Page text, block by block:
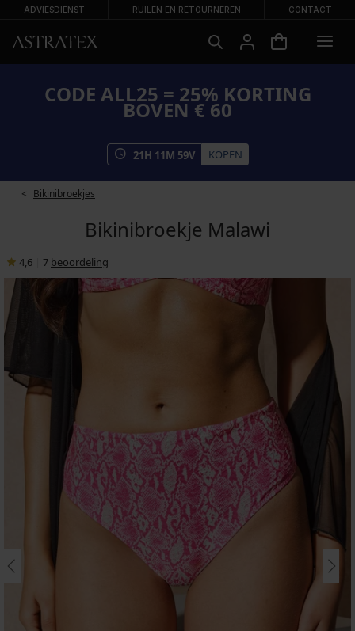
ADVIESDIENST RUILEN EN RETOURNEREN CONTACT
CODE ALL25 = 25% KORTING
BOVEN € 60
21H 11M 59V KOPEN
Bikinibroekjes
Bikinibroekje Malawi
4,6 7 beoordeling